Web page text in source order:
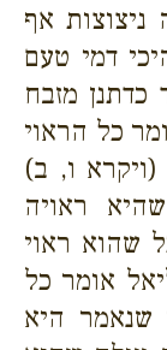
אף
דמי טעם
מזבח
כל הראוי
ו, ב)
ראויה
שהוא ראוי
אומר כל
שנאמר היא